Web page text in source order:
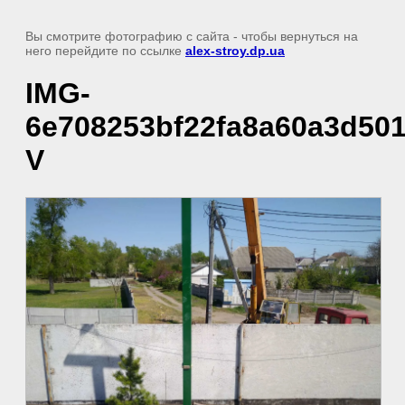
Вы смотрите фотографию с сайта - чтобы вернуться на
него перейдите по ссылке alex-stroy.dp.ua
IMG-
V